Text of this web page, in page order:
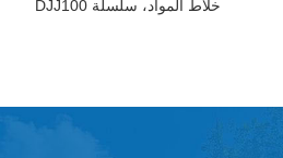
خلاط المواد، سلسلة DJJ100